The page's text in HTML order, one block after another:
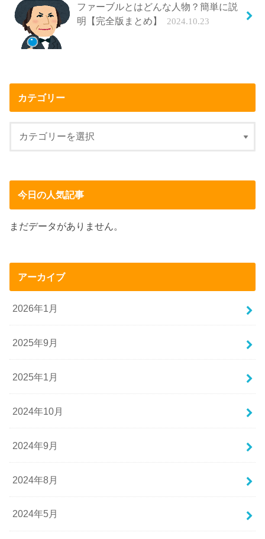
ファーブルとはどんな人物？簡単に説
明【完全版まとめ】
2024.10.23
カテゴリー
今日の人気記事
まだデータがありません。
アーカイブ
2026年1月
2025年9月
2025年1月
2024年10月
2024年9月
2024年8月
2024年5月